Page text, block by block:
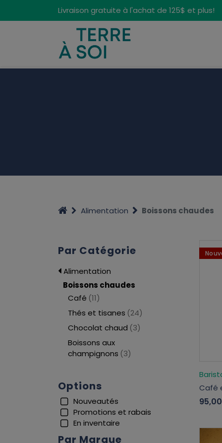
Livraison gratuite à l'achat de 125$ et plus!
Alimentation Boissons chaudes
Par Catégorie
Alimentation
Boissons chaudes
Café (11)
Thés et tisanes (24)
Chocolat chaud (3)
Boissons aux
champignons (3)
Options
Nouveautés
Promotions et rabais
En inventaire
Par Marque
Café
Panneau de gestion des cookies